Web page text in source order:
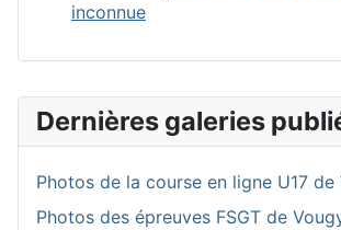
Dernières galeries
Photos de la course en ligne U17 de
Photos des épreuves FSGT de
inconnue